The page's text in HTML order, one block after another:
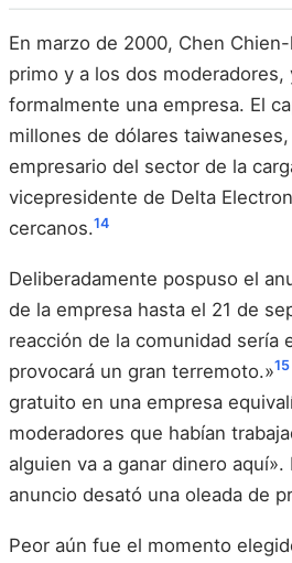
En marzo de 2000, Chen
primo y a los dos
formalmente una empresa. El
millones de dólares
empresario del sector de la
vicepresidente de Delta
cercanos.14
Deliberadamente pospuso el
de la empresa hasta el 21 de
reacción de la comunidad sería
provocará un gran terremoto.»15
gratuito en una empresa
moderadores que habían
alguien va a ganar dinero
anuncio desató una oleada de
Peor aún fue el momento